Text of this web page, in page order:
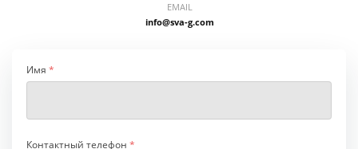
Имя *
Контактный телефон *
EMAIL
info@sva-g.com